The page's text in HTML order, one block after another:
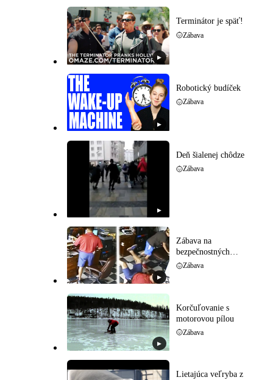
▶
Terminátor je späť!
Zábava
▶
Robotický budíček
Zábava
▶
Deň šialenej chôdze
Zábava
▶
Zábava na
bezpečnostných
kamerách
Zábava
▶
Korčuľovanie s
motorovou pílou
Zábava
Lietajúca veľryba z